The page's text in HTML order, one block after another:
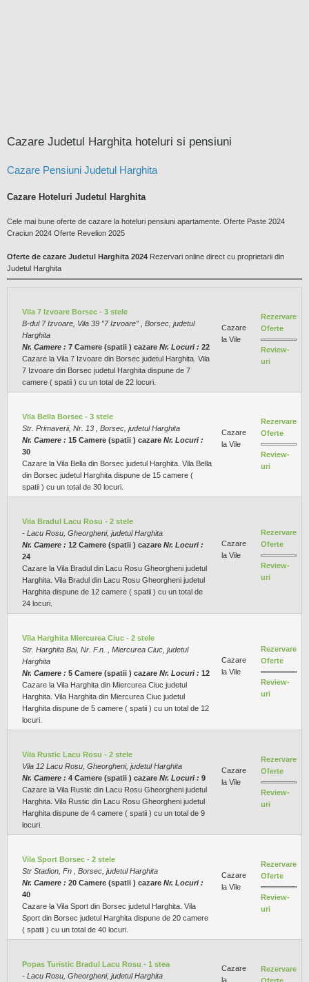
Cazare Judetul Harghita hoteluri si pensiuni
Cazare Pensiuni Judetul Harghita
Cazare Hoteluri Judetul Harghita
Cele mai bune oferte de cazare la hoteluri pensiuni apartamente. Oferte Paste 2024
Craciun 2024 Oferte Revelion 2025
Oferte de cazare Judetul Harghita 2024 Rezervari online direct cu proprietarii din
Judetul Harghita
Vila 7 Izvoare Borsec - 3 stele
B-dul 7 Izvoare, Vila 39 ”7 Izvoare” , Borsec, judetul
Harghita
Nr. Camere : 7 Camere (spatii ) cazare Nr. Locuri : 22
Cazare la Vila 7 Izvoare din Borsec judetul Harghita. Vila
7 Izvoare din Borsec judetul Harghita dispune de 7
camere ( spatii ) cu un total de 22 locuri.
Cazare
la Vile
Rezervare
Oferte
Review-
uri
Vila Bella Borsec - 3 stele
Str. Primaverii, Nr. 13 , Borsec, judetul Harghita
Nr. Camere : 15 Camere (spatii ) cazare Nr. Locuri :
30
Cazare la Vila Bella din Borsec judetul Harghita. Vila Bella
din Borsec judetul Harghita dispune de 15 camere (
spatii ) cu un total de 30 locuri.
Cazare
la Vile
Rezervare
Oferte
Review-
uri
Vila Bradul Lacu Rosu - 2 stele
- Lacu Rosu, Gheorgheni, judetul Harghita
Nr. Camere : 12 Camere (spatii ) cazare Nr. Locuri :
24
Cazare la Vila Bradul din Lacu Rosu Gheorgheni judetul
Harghita. Vila Bradul din Lacu Rosu Gheorgheni judetul
Harghita dispune de 12 camere ( spatii ) cu un total de
24 locuri.
Cazare
la Vile
Rezervare
Oferte
Review-
uri
Vila Harghita Miercurea Ciuc - 2 stele
Str. Harghita Bai, Nr. F.n. , Miercurea Ciuc, judetul
Harghita
Nr. Camere : 5 Camere (spatii ) cazare Nr. Locuri : 12
Cazare la Vila Harghita din Miercurea Ciuc judetul
Harghita. Vila Harghita din Miercurea Ciuc judetul
Harghita dispune de 5 camere ( spatii ) cu un total de 12
locuri.
Cazare
la Vile
Rezervare
Oferte
Review-
uri
Vila Rustic Lacu Rosu - 2 stele
Vila 12 Lacu Rosu, Gheorgheni, judetul Harghita
Nr. Camere : 4 Camere (spatii ) cazare Nr. Locuri : 9
Cazare la Vila Rustic din Lacu Rosu Gheorgheni judetul
Harghita. Vila Rustic din Lacu Rosu Gheorgheni judetul
Harghita dispune de 4 camere ( spatii ) cu un total de 9
locuri.
Cazare
la Vile
Rezervare
Oferte
Review-
uri
Vila Sport Borsec - 2 stele
Str Stadion, Fn , Borsec, judetul Harghita
Nr. Camere : 20 Camere (spatii ) cazare Nr. Locuri :
40
Cazare la Vila Sport din Borsec judetul Harghita. Vila
Sport din Borsec judetul Harghita dispune de 20 camere
( spatii ) cu un total de 40 locuri.
Cazare
la Vile
Rezervare
Oferte
Review-
uri
Popas Turistic Bradul Lacu Rosu - 1 stea
- Lacu Rosu, Gheorgheni, judetul Harghita
Cazare
la
Rezervare